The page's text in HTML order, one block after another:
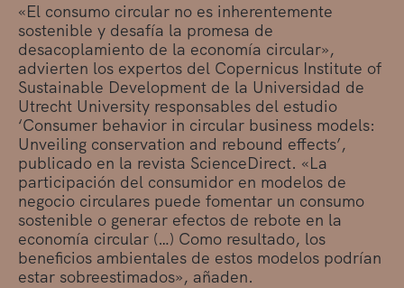
«El consumo circular no es inherentemente
sostenible y desafía la promesa de
desacoplamiento de la economía circular»,
advierten los expertos del Copernicus Institute of
Sustainable Development de la Universidad de
Utrecht University responsables del estudio
‘Consumer behavior in circular business models:
Unveiling conservation and rebound effects’,
publicado en la revista ScienceDirect. «La
participación del consumidor en modelos de
negocio circulares puede fomentar un consumo
sostenible o generar efectos de rebote en la
economía circular (…) Como resultado, los
beneficios ambientales de estos modelos podrían
estar sobreestimados», añaden.